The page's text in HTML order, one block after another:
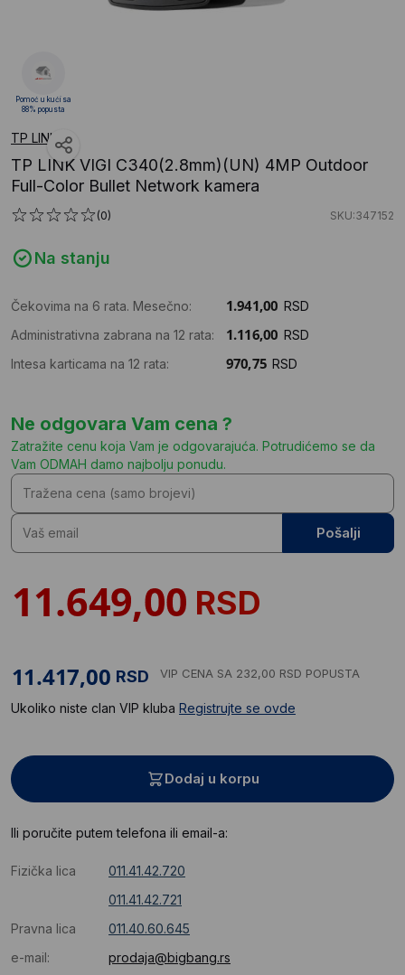
TP LINK
TP LINK VIGI C340(2.8mm)(UN) 4MP Outdoor
Full-Color Bullet Network kamera
(0) SKU:347152
Na stanju
Čekovima na 6 rata. Mesečno:
RSD
Administrativna zabrana na 12 rata:
RSD
Intesa karticama na 12 rata:
RSD
Ne odgovara Vam cena ?
Zatražite cenu koja Vam je odgovarajuća. Potrudićemo se da
Vam ODMAH damo najbolju ponudu.
Pošalji
RSD
RSD VIP CENA SA 232,00 RSD POPUSTA
Ukoliko niste clan VIP kluba Registrujte se ovde
Dodaj u korpu
Ili poručite putem telefona ili email-a:
Fizička lica
011.41.42.720
011.41.42.721
Pravna lica
011.40.60.645
e-mail:
prodaja@bigbang.rs
Pomoć u kući sa
88% popusta